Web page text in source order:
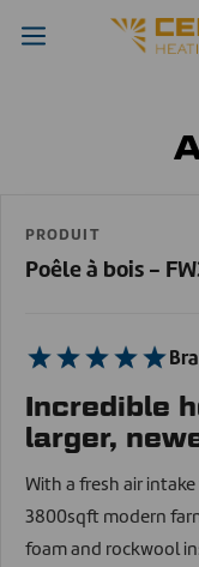
PRODUIT
Poêle à bois -
Incredible
larger,
With a fresh air
3800sqft modern
foam and rockwool